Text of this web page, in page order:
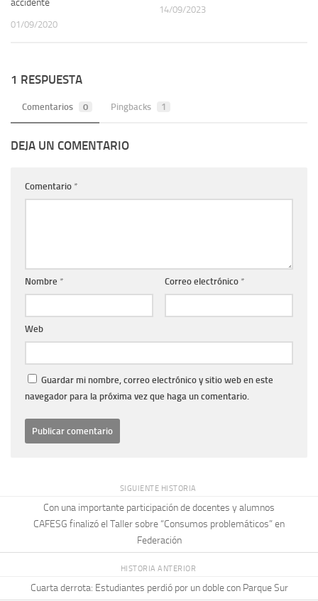
01/09/2020
14/09/2023
1 RESPUESTA
Comentarios 0 Pingbacks 1
DEJA UN COMENTARIO
Comentario *
Nombre * Correo electrónico *
Web
Guardar mi nombre, correo electrónico y sitio web en este
navegador para la próxima vez que haga un comentario.
SIGUIENTE HISTORIA
Con una importante participación de docentes y alumnos
CAFESG finalizó el Taller sobre “Consumos problemáticos” en
Federación
HISTORIA ANTERIOR
Cuarta derrota: Estudiantes perdió por un doble con Parque Sur